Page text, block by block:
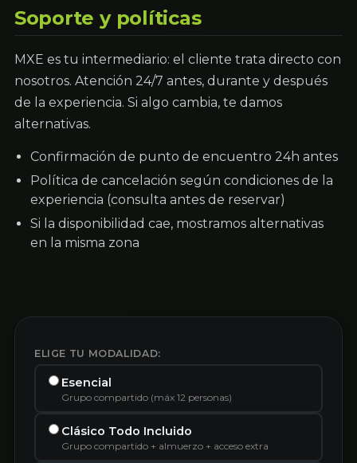
Soporte y políticas
MXE es tu intermediario: el cliente trata directo con
nosotros. Atención 24/7 antes, durante y después
de la experiencia. Si algo cambia, te damos
alternativas.
Confirmación de punto de encuentro 24h antes
Política de cancelación según condiciones de la
experiencia (consulta antes de reservar)
Si la disponibilidad cae, mostramos alternativas
en la misma zona
ELIGE TU MODALIDAD:
Esencial
Grupo compartido (máx 12 personas)
Clásico Todo Incluido
Grupo compartido + almuerzo + acceso extra